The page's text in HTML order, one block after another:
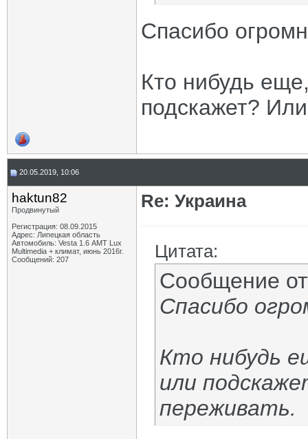
Спасибо
Кто нибудь
подскажет?
20.05.2019, 10:06
haktun82
Продвинутый
Регистрация: 08.09.2015
Адрес: Липецкая область
Автомобиль: Vesta 1.6 АМТ Lux
Multimedia + климат, июнь 2016г.
Сообщений: 207
Re: Украина
Цитата:
Сообщение
Спасибо
Кто нибудь
или
переживать.